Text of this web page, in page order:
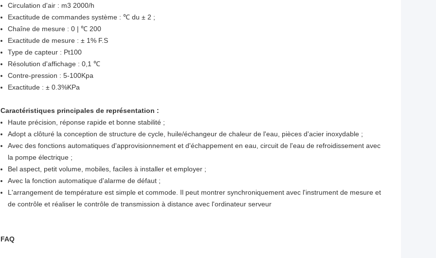
Circulation d'air : m3 2000/h
Exactitude de commandes système : ℃ du ± 2 ;
Chaîne de mesure : 0 | ℃ 200
Exactitude de mesure : ± 1% F.S
Type de capteur : Pt100
Résolution d'affichage : 0,1 ℃
Contre-pression : 5-100Kpa
Exactitude : ± 0.3%KPa
Caractéristiques principales de représentation :
Haute précision, réponse rapide et bonne stabilité ;
Adopt a clôturé la conception de structure de cycle, huile/échangeur de chaleur de l'eau, pièces d'acier inoxydable ;
Avec des fonctions automatiques d'approvisionnement et d'échappement en eau, circuit de l'eau de refroidissement avec
la pompe électrique ;
Bel aspect, petit volume, mobiles, faciles à installer et employer ;
Avec la fonction automatique d'alarme de défaut ;
L'arrangement de température est simple et commode. Il peut montrer synchroniquement avec l'instrument de mesure et
de contrôle et réaliser le contrôle de transmission à distance avec l'ordinateur serveur
FAQ